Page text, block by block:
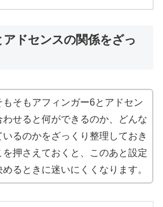
ドセンスの関係をざっ
もそもアフィンガー6とアドセン
わせると何ができるのか、どんな
いるのかをざっくり整理しておき
を押さえておくと、このあと設定
るときに迷いにくくなります。